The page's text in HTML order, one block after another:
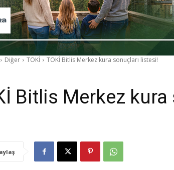
Diğer TOKİ TOKİ Bitlis Merkez kura sonuçları listesi!
Bitlis Merkez